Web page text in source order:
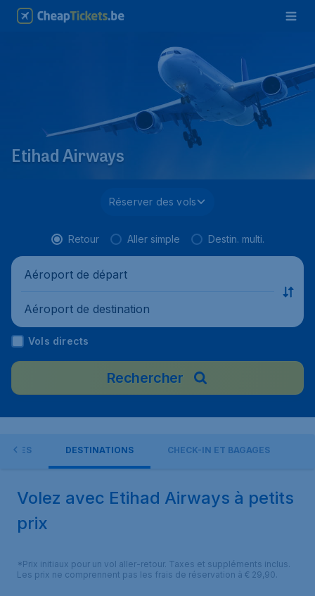
Etihad Airways
Réserver des vols
Retour Aller simple Destin. multi.
Aéroport de départ
Aéroport de destination
Vols directs
Rechercher
DESTINATIONS CHECK-IN ET BAGAGES
Volez avec Etihad Airways à petits
prix
*Prix initiaux pour un vol aller-retour. Taxes et suppléments inclus.
Les prix ne comprennent pas les frais de réservation à € 29,90.